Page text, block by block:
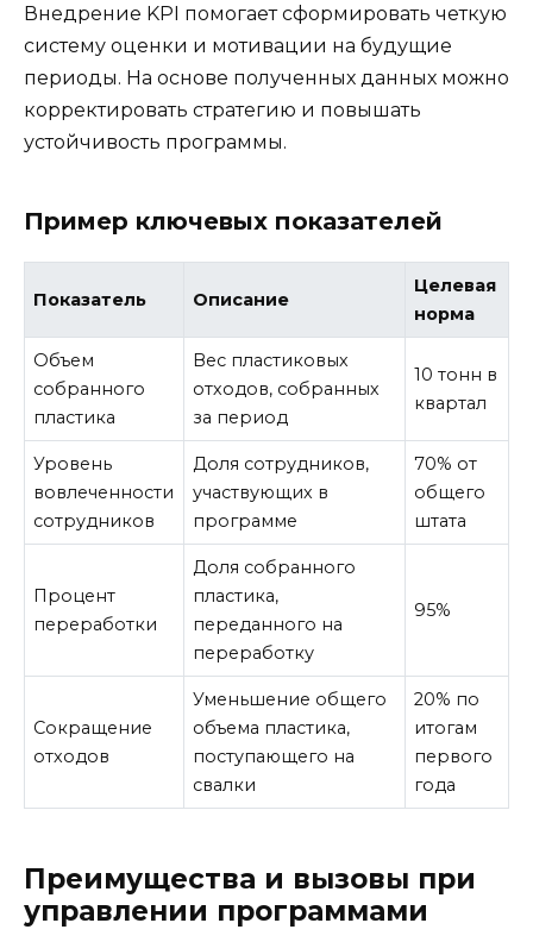
Внедрение KPI помогает сформировать четкую
систему оценки и мотивации на будущие
периоды. На основе полученных данных можно
корректировать стратегию и повышать
устойчивость программы.
Пример ключевых показателей
Показатель Описание
Целевая
норма
Объем
собранного
пластика
Вес пластиковых
отходов, собранных
за период
10 тонн в
квартал
Уровень
вовлеченности
сотрудников
Доля сотрудников,
участвующих в
программе
70% от
общего
штата
Процент
переработки
Доля собранного
пластика,
переданного на
переработку
95%
Сокращение
отходов
Уменьшение общего
объема пластика,
поступающего на
свалки
20% по
итогам
первого
года
Преимущества и вызовы при
управлении программами